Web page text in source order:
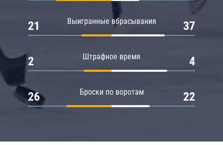
Выигранные вбрасывания
21 37
Штрафное время
2 4
Броски по воротам
26 22